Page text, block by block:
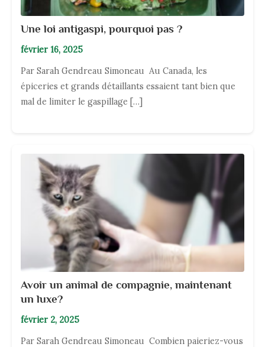
Une loi antigaspi, pourquoi pas ?
février 16, 2025
Par Sarah Gendreau Simoneau Au Canada, les
épiceries et grands détaillants essaient tant bien que
mal de limiter le gaspillage […]
Avoir un animal de compagnie, maintenant
un luxe?
février 2, 2025
Par Sarah Gendreau Simoneau Combien paieriez-vous